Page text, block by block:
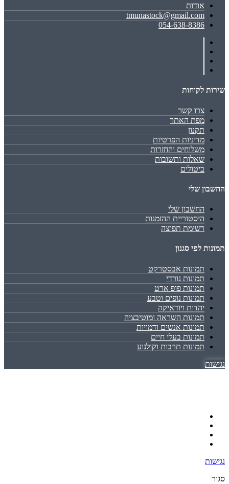
אודות
tmunastock@gmail.com
054-638-8386
שירות לקוחות
צרו קשר
מפת האתר
תקנון
מדיניות הפרטיות
משלוחים והחזרות
שאלות ותשובות
ביטולים
החשבון שלי
החשבון שלי
היסטוריית ההזמנות
רשימת תפוצה
תמונות לפי סגנון
תמונות אבסטרקט
תמונות נורדי
תמונות פופ ארט
תמונות נופים וטבע
יהדות ויודאיקה
תמונות השראה ומוטיבציה
תמונות אנשים ודמויות
תמונות בעלי חיים
תמונות תרבות וקולנוע
נגישות
נגישות
סגור